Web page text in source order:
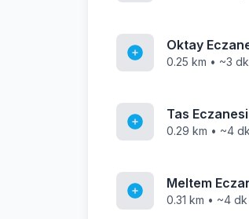
Oktay
0.25 km • ~3
Tas Eczanesi
0.29 km • ~4
Meltem
0.31 km • ~4